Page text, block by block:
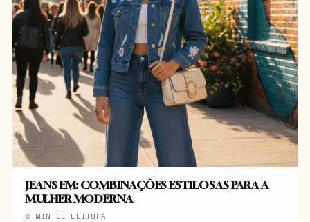
JEANS EM: COMBINAÇÕES ESTILOSAS PARA A
MULHER MODERNA
8 MIN DE LEITURA